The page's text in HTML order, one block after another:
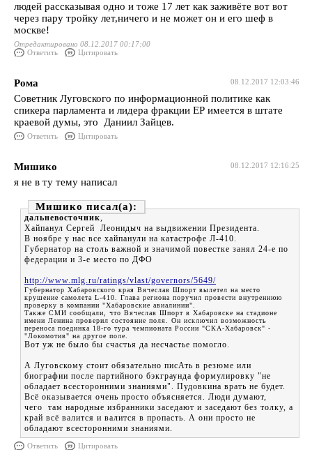
людей рассказывая одно и тоже 17 лет как заживёте вот вот
через пару тройку лет,ничего и не может он и его шеф в
москве!
Отредактировано 08.12.2017 00:17:00
Ответить
Цитировать
08.12.2017 12:03:46
Рома
Советник Луговского по информационной политике как
спикера парламента и лидера фракции ЕР имеется в штате
краевой думы, это Даниил Зайцев.
Ответить Цитировать
08.12.2017 12:16:25
Мишико
я не в ту тему написал
Мишико
дальневосточник,
Хайпанул Сергей Леонидыч на выдвижении Президента.
В ноябре у нас все хайпанули на катастрофе Л-410.
Губернатор на столь важной и значимой повестке занял 24-е по
федерации и 3-е место по ДФО
http://www.mlg.ru/ratings/vlast/governors/5649/
Губернатор Хабаровского края Вячеслав Шпорт вылетел на место
крушение самолета L-410. Глава региона поручил провести внутреннюю
проверку в компании "Хабаровские авиалинии".
Также СМИ сообщали, что Вячеслав Шпорт в Хабаровске на стадионе
имени Ленина проверил состояние поля. Он исключил возможность
переноса поединка 18-го тура чемпионата России "СКА-Хабаровск" -
"Локомотив" на другое поле.
Вот уж не было бы счастья да несчастье помогло.
А Луговскому стоит обязательно писАть в резюме или
биографии после партийного бэкграунда формулировку "не
обладает всесторонними знаниями". Пудовкина врать не будет.
Всё оказывается очень просто объясняется. Люди думают,
чего там народные избранники заседают и заседают без толку, а
край всё валится и валится в пропасть. А они просто не
обладают всесторонними знаниями.
Ответить Цитировать